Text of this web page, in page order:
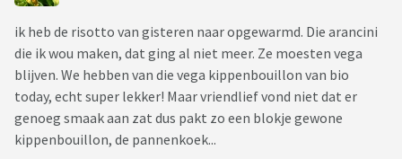
ik heb de risotto van gisteren naar opgewarmd. Die arancini
die ik wou maken, dat ging al niet meer. Ze moesten vega
blijven. We hebben van die vega kippenbouillon van bio
today, echt super lekker! Maar vriendlief vond niet dat er
genoeg smaak aan zat dus pakt zo een blokje gewone
kippenbouillon, de pannenkoek...